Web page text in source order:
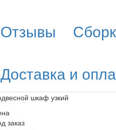
Отзывы
Доставка и
шкаф узкий
заказ